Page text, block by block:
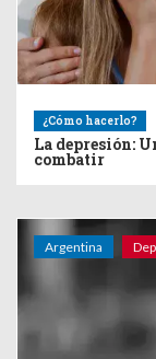
¿Cómo hacerlo?
La depresión:
combatir
Argentina